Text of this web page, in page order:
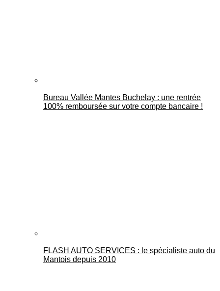
Bureau Vallée Mantes Buchelay : une rentrée
100% remboursée sur votre compte bancaire !
FLASH AUTO SERVICES : le spécialiste auto du
Mantois depuis 2010